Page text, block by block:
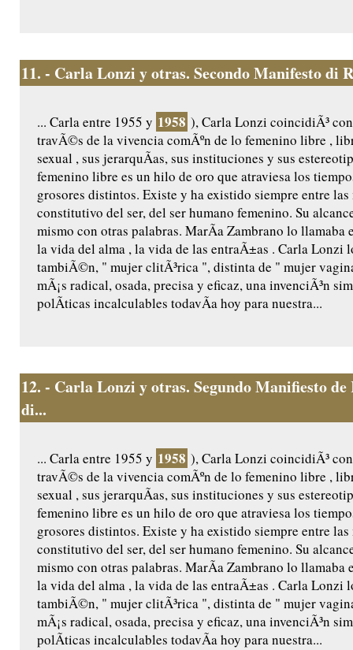
11. - Carla Lonzi y otras. Secondo Manifesto di
... Carla entre 1955 y 1958 ), Carla Lonzi coincidiÃ³
travÃ©s de la vivencia comÃºn de lo femenino libre ,
sexual , sus jerarquÃ­as, sus instituciones y sus
femenino libre es un hilo de oro que atraviesa los
grosores distintos. Existe y ha existido siempre entre
constitutivo del ser, del ser humano femenino. Su
mismo con otras palabras. MarÃ­a Zambrano lo
la vida del alma , la vida de las entraÃ±as . Carla Lonzi
tambiÃ©n, " mujer clitÃ³rica ", distinta de " mujer
mÃ¡s radical, osada, precisa y eficaz, una invenciÃ³n
polÃ­ticas incalculables todavÃ­a hoy para nuestra...
12. - Carla Lonzi y otras. Segundo Manifiesto
di...
... Carla entre 1955 y 1958 ), Carla Lonzi coincidiÃ³
travÃ©s de la vivencia comÃºn de lo femenino libre ,
sexual , sus jerarquÃ­as, sus instituciones y sus
femenino libre es un hilo de oro que atraviesa los
grosores distintos. Existe y ha existido siempre entre
constitutivo del ser, del ser humano femenino. Su
mismo con otras palabras. MarÃ­a Zambrano lo
la vida del alma , la vida de las entraÃ±as . Carla Lonzi
tambiÃ©n, " mujer clitÃ³rica ", distinta de " mujer
mÃ¡s radical, osada, precisa y eficaz, una invenciÃ³n
polÃ­ticas incalculables todavÃ­a hoy para nuestra...